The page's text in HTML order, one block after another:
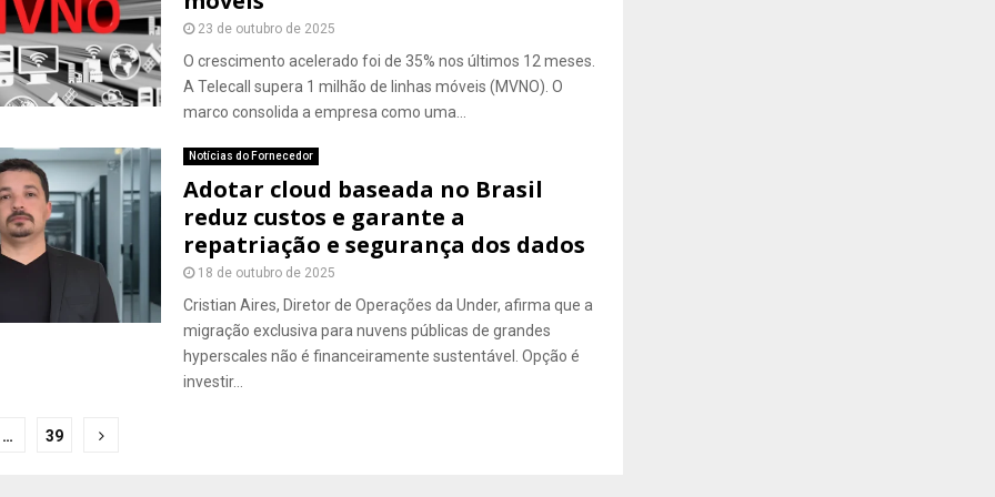
23 de outubro de 2025
O crescimento acelerado foi de 35% nos últimos 12 meses.
A Telecall supera 1 milhão de linhas móveis (MVNO). O
marco consolida a empresa como uma...
Notícias do Fornecedor
Adotar cloud baseada no Brasil
reduz custos e garante a
repatriação e segurança dos dados
18 de outubro de 2025
Cristian Aires, Diretor de Operações da Under, afirma que a
migração exclusiva para nuvens públicas de grandes
hyperscales não é financeiramente sustentável. Opção é
investir...
… 39